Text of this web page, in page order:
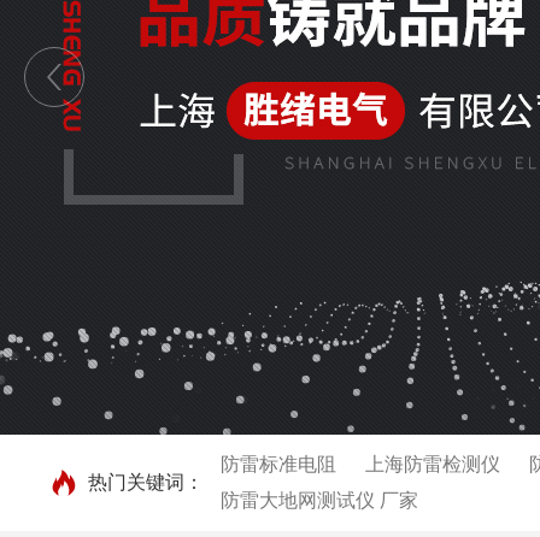
热门关键词：
防雷标准电阻 上海防雷检测仪
防雷大地网测试仪 厂家